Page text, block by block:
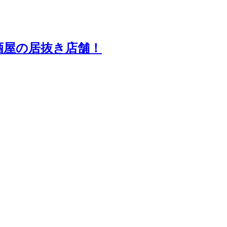
の居抜き店舗！